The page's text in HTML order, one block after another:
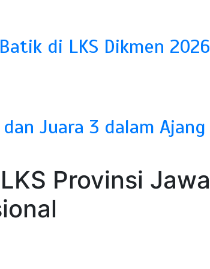
di LKS Dikmen 2026
dan Juara 3 dalam Ajang
Provinsi Jawa